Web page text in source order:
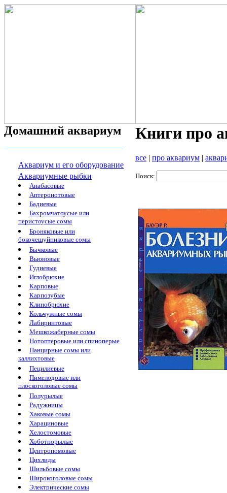
Домашний аквариум
Аквариум и его оборудование
Аквариумные рыбки
Анабасовые
Аптеронотовые
Бадиевые
Бахромчатоусые или
перистоусые сомы
Броняковые или
бокочешуйниковые сомы
Бычковые
Вьюновые
Гудиевые
Иглобрюхие
Карповые
Карпозубые
Клинобрюхие
Кольчужные сомы
Лабиринтовые
Мешкожаберные сомы
Нотоптеровые или спиноперые
Панцирные сомы или
каллихтовые
Пецилиевые
Пимелодовые или
плоскоголовые сомы
Полурылые
Радужницы
Хаковые сомы
Харациновые
Хелостомовые
Хоботнорылые
Центропомовые
Цихлиды
Шильбовые сомы
Широкоголовые сомы
Электрические сомы
Книги про
все | про аквариум |
Поиск: